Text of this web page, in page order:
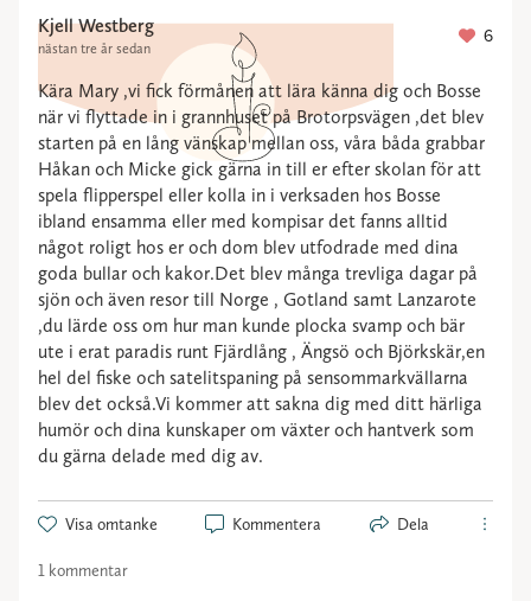
Kjell Westberg
nästan tre år sedan
6
Kära Mary ,vi fick förmånen att lära känna dig och Bosse
när vi flyttade in i grannhuset på Brotorpsvägen ,det blev
starten på en lång vänskap mellan oss, våra båda grabbar
Håkan och Micke gick gärna in till er efter skolan för att
spela flipperspel eller kolla in i verksaden hos Bosse
ibland ensamma eller med kompisar det fanns alltid
något roligt hos er och dom blev utfodrade med dina
goda bullar och kakor.Det blev många trevliga dagar på
sjön och även resor till Norge , Gotland samt Lanzarote
,du lärde oss om hur man kunde plocka svamp och bär
ute i erat paradis runt Fjärdlång , Ängsö och Björkskär,en
hel del fiske och satelitspaning på sensommarkvällarna
blev det också.Vi kommer att sakna dig med ditt härliga
humör och dina kunskaper om växter och hantverk som
du gärna delade med dig av.
Visa omtanke Kommentera Dela
1 kommentar